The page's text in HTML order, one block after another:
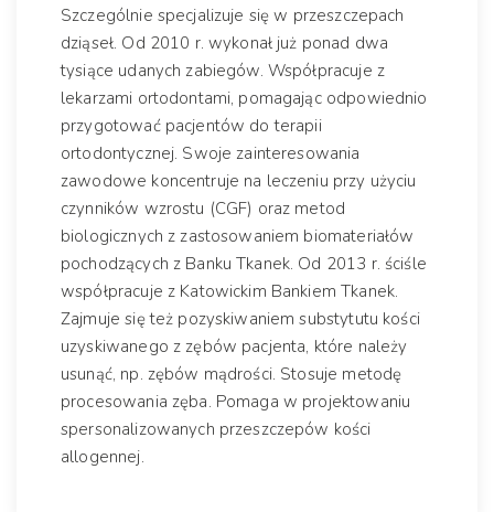
Szczególnie specjalizuje się w przeszczepach
dziąseł. Od 2010 r. wykonał już ponad dwa
tysiące udanych zabiegów. Współpracuje z
lekarzami ortodontami, pomagając odpowiednio
przygotować pacjentów do terapii
ortodontycznej. Swoje zainteresowania
zawodowe koncentruje na leczeniu przy użyciu
czynników wzrostu (CGF) oraz metod
biologicznych z zastosowaniem biomateriałów
pochodzących z Banku Tkanek. Od 2013 r. ściśle
współpracuje z Katowickim Bankiem Tkanek.
Zajmuje się też pozyskiwaniem substytutu kości
uzyskiwanego z zębów pacjenta, które należy
usunąć, np. zębów mądrości. Stosuje metodę
procesowania zęba. Pomaga w projektowaniu
spersonalizowanych przeszczepów kości
allogennej.